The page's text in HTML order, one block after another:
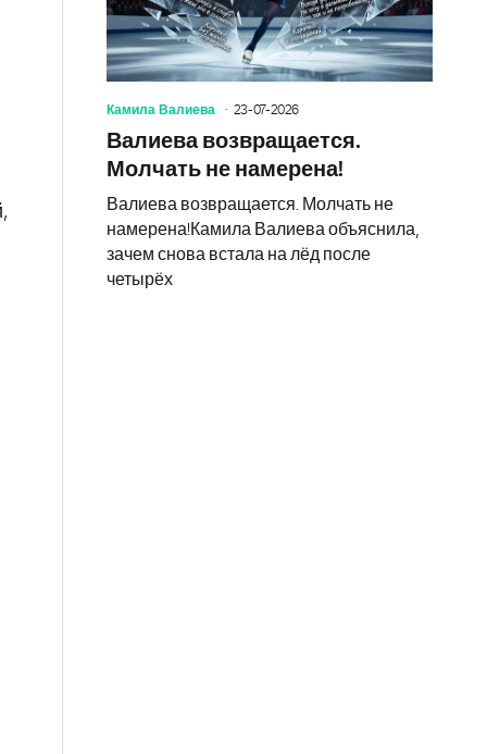
Камила Валиева 23-07-2026
Валиева возвращается.
Молчать не намерена!
Валиева возвращается. Молчать не
намерена!Камила Валиева объяснила,
зачем снова встала на лёд после
четырёх